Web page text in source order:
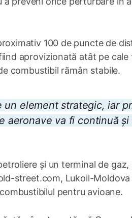
100 de puncte de
aprovizionată atât pe
combustibil rămân stabile.
element strategic, iar
aeronave va fi continuă și
și un terminal de
street.com, Lukoil-
pentru avioane.